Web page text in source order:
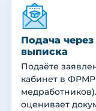
Подача
выписка
Подаёте
кабинет в
оценивает